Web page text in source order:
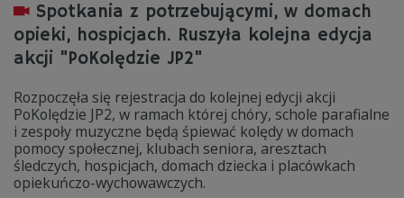
Spotkania z potrzebującymi, w domach
opieki, hospicjach. Ruszyła kolejna edycja
akcji "PoKolędzie JP2"
Rozpoczęła się rejestracja do kolejnej edycji akcji
PoKolędzie JP2, w ramach której chóry, schole parafialne
i zespoły muzyczne będą śpiewać kolędy w domach
pomocy społecznej, klubach seniora, aresztach
śledczych, hospicjach, domach dziecka i placówkach
opiekuńczo-wychowawczych.